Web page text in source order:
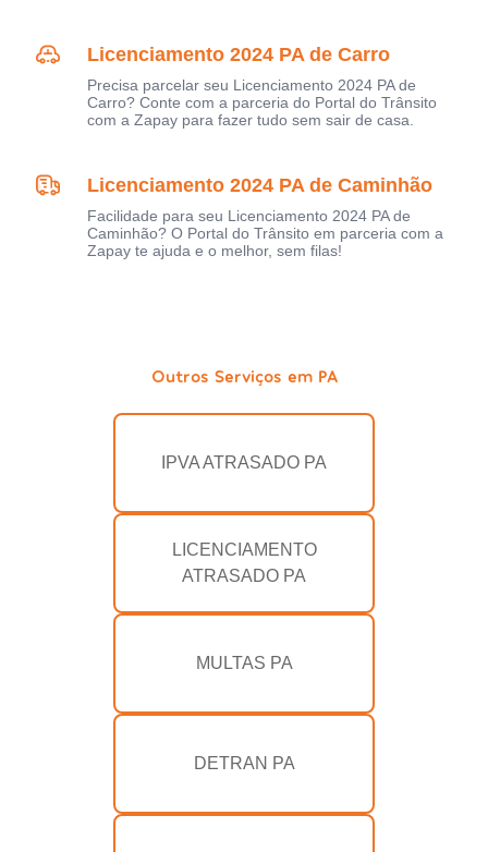
Licenciamento 2024 PA de Carro
Precisa parcelar seu Licenciamento 2024 PA de
Carro? Conte com a parceria do Portal do Trânsito
com a Zapay para fazer tudo sem sair de casa.
Licenciamento 2024 PA de Caminhão
Facilidade para seu Licenciamento 2024 PA de
Caminhão? O Portal do Trânsito em parceria com a
Zapay te ajuda e o melhor, sem filas!
Outros Serviços em PA
IPVA ATRASADO PA
LICENCIAMENTO
ATRASADO PA
MULTAS PA
DETRAN PA